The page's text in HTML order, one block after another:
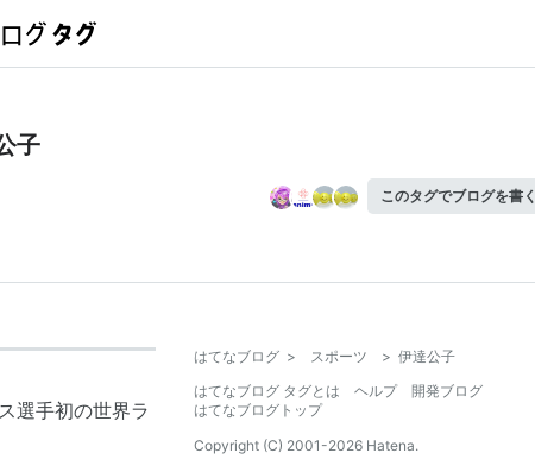
子
このタグでブログを書く
選手初の世界ラ
はてなブログ > スポーツ > 伊達公子
はてなブログ タグとは
ヘルプ
開発ブログ
はてなブログトップ
Copyright (C) 2001-2026 Hatena.